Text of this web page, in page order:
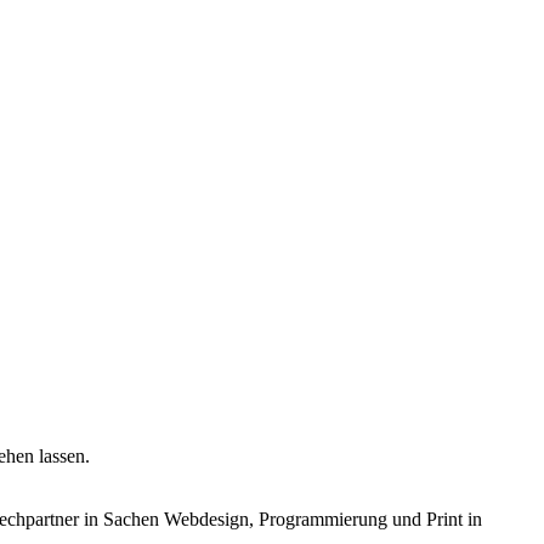
lassen.
in Sachen Webdesign, Programmierung und Print in